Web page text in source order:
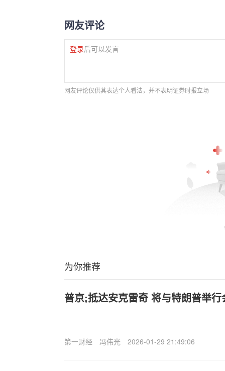
网友评论
登录后可以发言
网友评论仅供其表达个人看法，并不表明证券时报立场
为你推荐
普京;抵达安克雷奇 将与特朗普举行
第一财经 冯伟光 2026-01-29 21:49:06